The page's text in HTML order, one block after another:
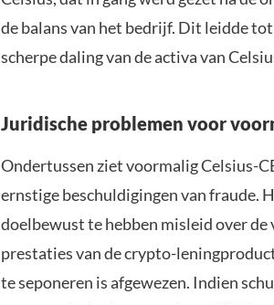
de balans van het bedrijf. Dit leidde
scherpe daling van de activa van
Juridische problemen voor
Ondertussen ziet voormalig Celsius-
ernstige beschuldigingen van fraude.
doelbewust te hebben misleid over
prestaties van de crypto-
te seponeren is afgewezen. Indien